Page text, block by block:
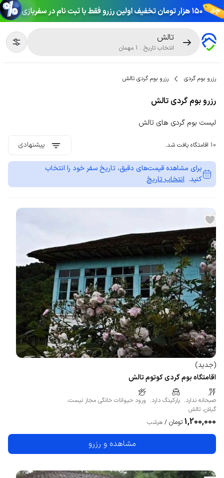
تالش
انتخاب تاریخ .
1 مهمان
رزرو بوم گردی رزرو بوم گردی تالش
رزرو بوم گردی تالش
لیست بوم گردی های تالش
10 اقامتگاه یافت شد. پیشنهادی
برای مشاهده قیمت‌های دقیق، تاریخ سفر خود را انتخاب
کنید. انتخاب تاریخ
(جدید)
اقامتگاه بوم گردی کوتوم تالش
صبحانه ندارد. پارکینگ دارد. ورود حیوانات خانگی مجاز نیست.
گیلان، تالش
1,200,000 تومان / هرشب
مشاهده و رزرو